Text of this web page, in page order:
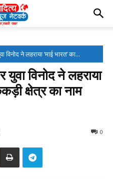
विनोद ने लहराया ‘माई भारत’ का...
युवा विनोद ने लहराया
क्षेत्र का नाम
0